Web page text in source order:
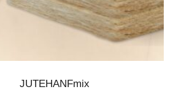
JUTEHANFmix